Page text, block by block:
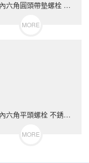
荊州內六角圓頭帶墊螺栓 不銹鋼（304/316）碳鋼 合金鋼
MORE
荊州內六角平頭螺栓 不銹鋼（304/316）碳鋼 合金鋼
MORE